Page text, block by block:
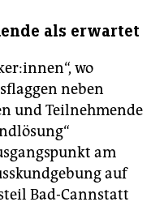
als erwartet
wo
neben
und Teilnehmende
am
auf
Bad-Cannstatt